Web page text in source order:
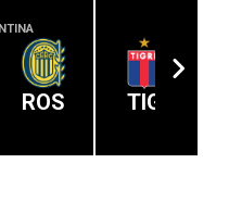
ROS TIG